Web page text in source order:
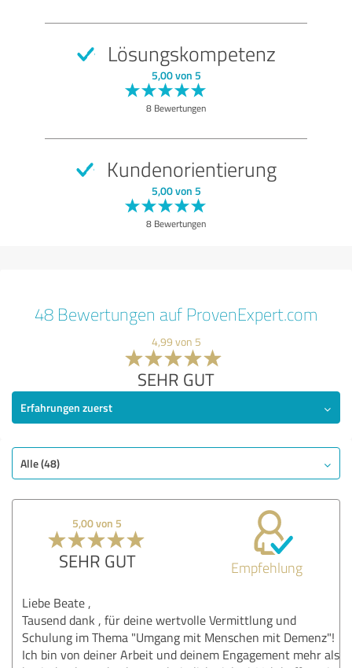
Lösungskompetenz
5,00 von 5
8 Bewertungen
Kundenorientierung
5,00 von 5
8 Bewertungen
48 Bewertungen auf ProvenExpert.com
4,99 von 5
SEHR GUT
Erfahrungen zuerst
Alle (48)
5,00 von 5
SEHR GUT Empfehlung
Liebe Beate ,
Tausend dank , für deine wertvolle Vermittlung und
Schulung im Thema "Umgang mit Menschen mit Demenz"!
Ich bin von deiner Arbeit und deinem Engagement mehr als